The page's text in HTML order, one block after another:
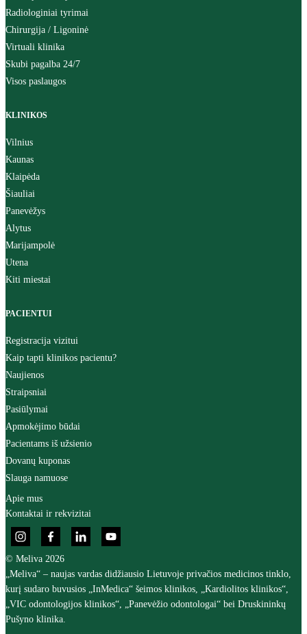
Radiologiniai tyrimai
Chirurgija / Ligoninė
Virtuali klinika
Skubi pagalba 24/7
Visos paslaugos
KLINIKOS
Vilnius
Kaunas
Klaipėda
Šiauliai
Panevėžys
Alytus
Marijampolė
Utena
Kiti miestai
PACIENTUI
Registracija vizitui
Kaip tapti klinikos pacientu?
Naujienos
Straipsniai
Pasiūlymai
Apmokėjimo būdai
Pacientams iš užsienio
Dovanų kuponas
Slauga namuose
Apie mus
Kontaktai ir rekvizitai
© Meliva 2026
„Meliva“ – naujas vardas didžiausio Lietuvoje privačios medicinos tinklo,
kurį sudaro buvusios „InMedica“ šeimos klinikos, „Kardiolitos klinikos“,
„VIC odontologijos klinikos“, „Panevėžio odontologai“ bei Druskininkų
Pušyno klinika.